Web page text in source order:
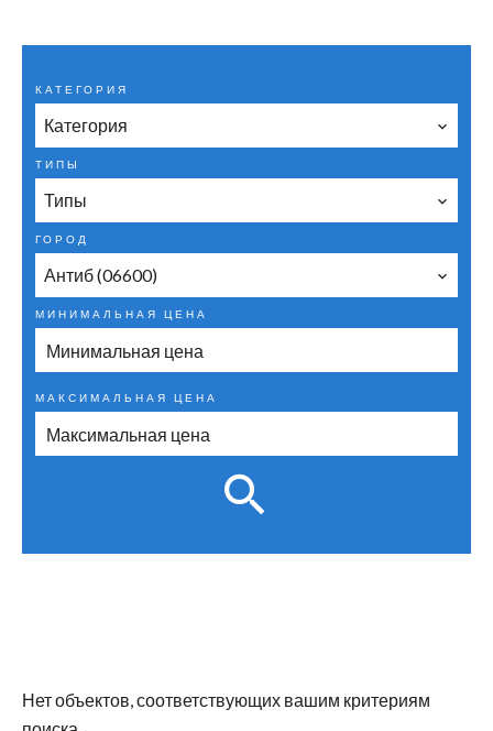
Нет объектов, соответствующих вашим критериям
КАТЕГОРИЯ
Категория
ТИПЫ
Типы
ГОРОД
Антиб (06600)
МИНИМАЛЬНАЯ ЦЕНА
МАКСИМАЛЬНАЯ ЦЕНА